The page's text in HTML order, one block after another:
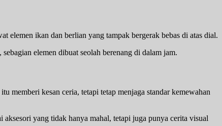
elemen ikan dan berlian yang tampak bergerak bebas di atas dial.
elemen dibuat seolah berenang di dalam jam.
memberi kesan ceria, tetapi tetap menjaga standar kemewahan
yang tidak hanya mahal, tetapi juga punya cerita visual